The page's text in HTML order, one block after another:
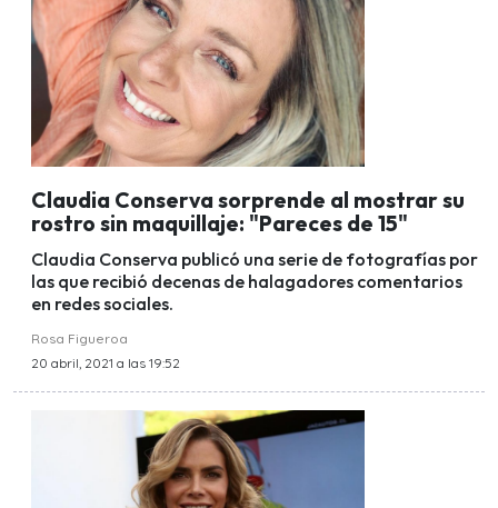
Claudia Conserva sorprende al mostrar su
rostro sin maquillaje: "Pareces de 15"
Claudia Conserva publicó una serie de fotografías por
las que recibió decenas de halagadores comentarios
en redes sociales.
Rosa Figueroa
20 abril, 2021 a las 19:52